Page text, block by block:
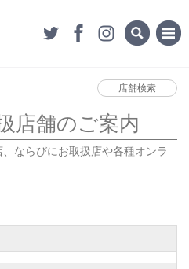
店舗検索
店舗のご案内
ならびにお取扱店や各種オンラ